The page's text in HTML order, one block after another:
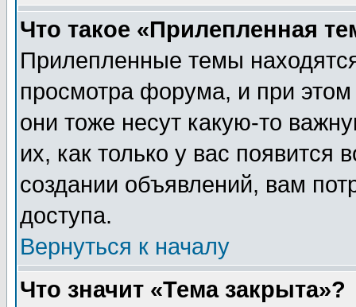
Что такое «Прилепленная
Прилепленные темы
просмотра форума, и при
они тоже несут какую-то
их, как только у вас появится
создании объявлений, вам
доступа.
Вернуться к началу
Что значит «Тема закрыта»?